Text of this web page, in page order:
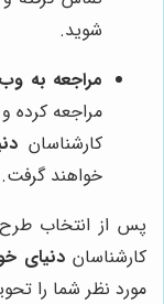
شوید.
مراجعه به
مراجعه کرده
کارشناسان
خواهند گرفت.
پس از انتخاب طرح
کارشناساندنیای
مورد نظر شما را